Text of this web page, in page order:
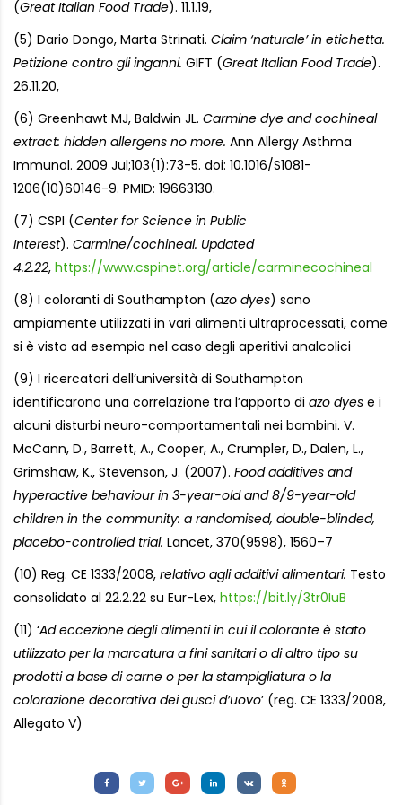
(Great Italian Food Trade). 11.1.19,
(5) Dario Dongo, Marta Strinati. Claim ‘naturale’ in etichetta.
Petizione contro gli inganni. GIFT (Great Italian Food Trade).
26.11.20,
(6) Greenhawt MJ, Baldwin JL. Carmine dye and cochineal
extract: hidden allergens no more. Ann Allergy Asthma
Immunol. 2009 Jul;103(1):73-5. doi: 10.1016/S1081-
1206(10)60146-9. PMID: 19663130.
(7) CSPI (Center for Science in Public
Interest). Carmine/cochineal. Updated
4.2.22, https://www.cspinet.org/article/carminecochineal
(8) I coloranti di Southampton (azo dyes) sono
ampiamente utilizzati in vari alimenti ultraprocessati, come
si è visto ad esempio nel caso degli aperitivi analcolici
(9) I ricercatori dell’università di Southampton
identificarono una correlazione tra l’apporto di azo dyes e i
alcuni disturbi neuro-comportamentali nei bambini. V.
McCann, D., Barrett, A., Cooper, A., Crumpler, D., Dalen, L.,
Grimshaw, K., Stevenson, J. (2007). Food additives and
hyperactive behaviour in 3-year-old and 8/9-year-old
children in the community: a randomised, double-blinded,
placebo-controlled trial. Lancet, 370(9598), 1560–7
(10) Reg. CE 1333/2008, relativo agli additivi alimentari. Testo
consolidato al 22.2.22 su Eur-Lex, https://bit.ly/3tr0IuB
(11) ‘Ad eccezione degli alimenti in cui il colorante è stato
utilizzato per la marcatura a fini sanitari o di altro tipo su
prodotti a base di carne o per la stampigliatura o la
colorazione decorativa dei gusci d’uovo’ (reg. CE 1333/2008,
Allegato V)